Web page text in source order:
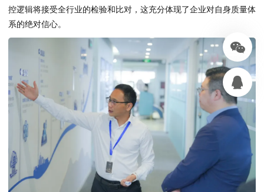
控逻辑将接受全行业的检验和比对，这充分体现了企业对自身质量体
系的绝对信心。